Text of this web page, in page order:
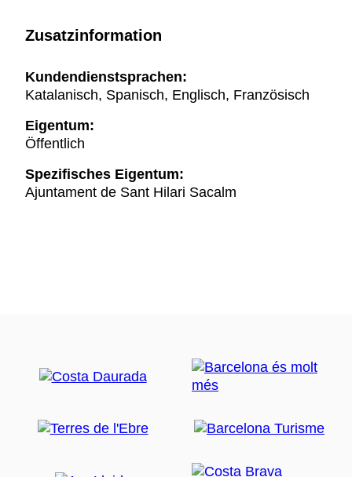
Zusatzinformation
Kundendienstsprachen:
Katalanisch, Spanisch, Englisch, Französisch
Eigentum:
Öffentlich
Spezifisches Eigentum:
Ajuntament de Sant Hilari Sacalm